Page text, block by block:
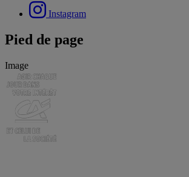
Instagram
Pied de page
Image